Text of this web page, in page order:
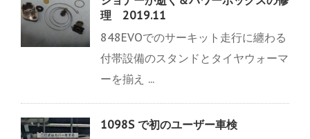
理 2019.11
848EVOでのサーキット走行に纏わる
付帯設備のスタンドとタイヤウォーマ
ーを揃え ...
1098S で初のユーザー車検